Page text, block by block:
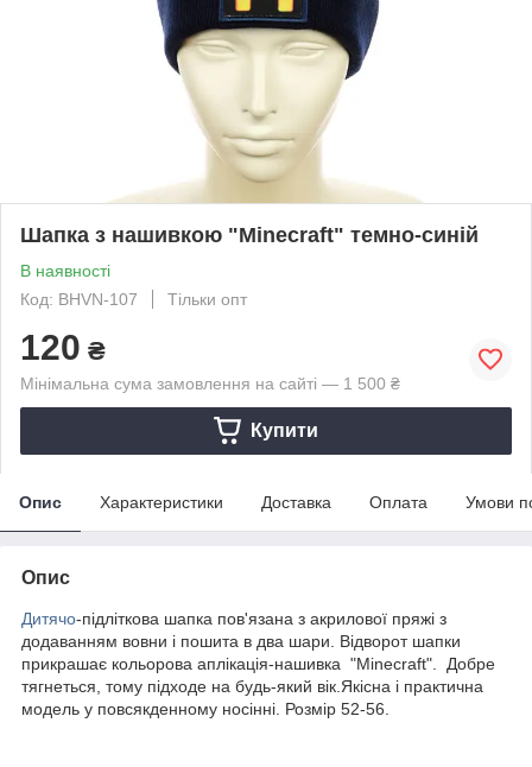
Шапка з нашивкою "Minecraft" темно-синій
В наявності
Код: BHVN-107
Тільки опт
120 ₴
Мінімальна сума замовлення на сайті — 1 500 ₴
Купити
Опис Характеристики Доставка Оплата Умови
Опис
Дитячо-підліткова шапка пов'язана з акрилової пряжі з
додаванням вовни і пошита в два шари. Відворот шапки
прикрашає кольорова аплiкацiя-нашивка "Minecraft". Добре
тягнеться, тому підходе на будь-який вік.Якісна і практична
модель у повсякденному носінні. Розмір 52-56.